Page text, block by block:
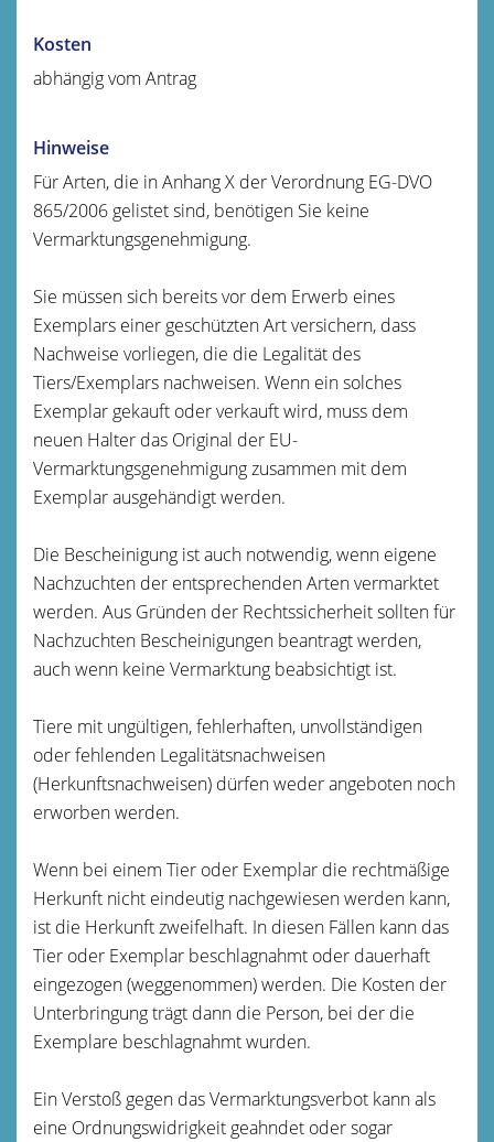
Kosten
abhängig vom Antrag
Hinweise
Für Arten, die in Anhang X der Verordnung EG-DVO
865/2006 gelistet sind, benötigen Sie keine
Vermarktungsgenehmigung.
Sie müssen sich bereits vor dem Erwerb eines
Exemplars einer geschützten Art versichern, dass
Nachweise vorliegen, die die Legalität des
Tiers/Exemplars nachweisen. Wenn ein solches
Exemplar gekauft oder verkauft wird, muss dem
neuen Halter das Original der EU-
Vermarktungsgenehmigung zusammen mit dem
Exemplar ausgehändigt werden.
Die Bescheinigung ist auch notwendig, wenn eigene
Nachzuchten der entsprechenden Arten vermarktet
werden. Aus Gründen der Rechtssicherheit sollten für
Nachzuchten Bescheinigungen beantragt werden,
auch wenn keine Vermarktung beabsichtigt ist.
Tiere mit ungültigen, fehlerhaften, unvollständigen
oder fehlenden Legalitätsnachweisen
(Herkunftsnachweisen) dürfen weder angeboten noch
erworben werden.
Wenn bei einem Tier oder Exemplar die rechtmäßige
Herkunft nicht eindeutig nachgewiesen werden kann,
ist die Herkunft zweifelhaft. In diesen Fällen kann das
Tier oder Exemplar beschlagnahmt oder dauerhaft
eingezogen (weggenommen) werden. Die Kosten der
Unterbringung trägt dann die Person, bei der die
Exemplare beschlagnahmt wurden.
Ein Verstoß gegen das Vermarktungsverbot kann als
eine Ordnungswidrigkeit geahndet oder sogar